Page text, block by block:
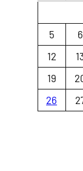
5
6
12
19
26